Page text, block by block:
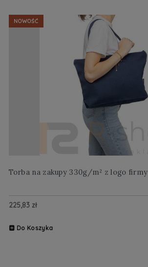
Torba na zakupy 330g/m² z logo firmy
225,83 zł
Do Koszyka
NOWOŚĆ